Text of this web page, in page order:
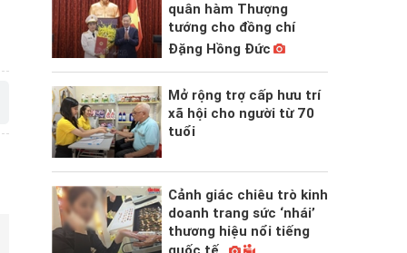
quân hàm Thượng
tướng cho đồng chí
Đặng Hồng Đức
Mở rộng trợ cấp hưu trí
xã hội cho người từ 70
tuổi
Cảnh giác chiêu trò kinh
doanh trang sức ‘nhái’
thương hiệu nổi tiếng